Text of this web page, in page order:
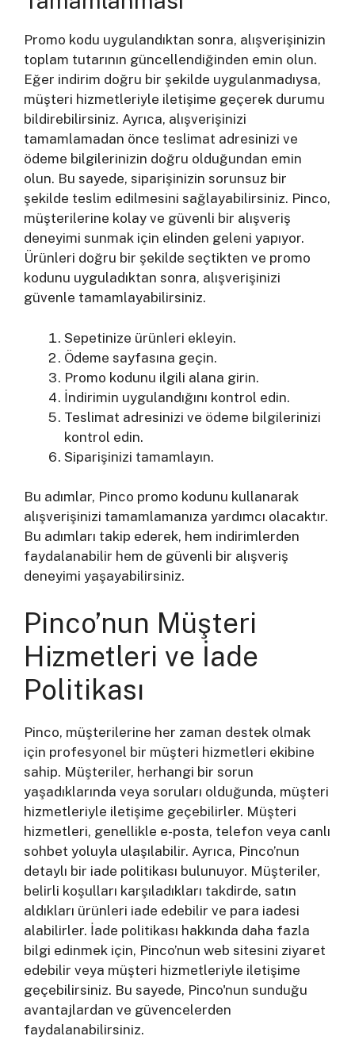
Promo kodu uygulandıktan sonra, alışverişinizin
toplam tutarının güncellendiğinden emin olun.
Eğer indirim doğru bir şekilde uygulanmadıysa,
müşteri hizmetleriyle iletişime geçerek durumu
bildirebilirsiniz. Ayrıca, alışverişinizi
tamamlamadan önce teslimat adresinizi ve
ödeme bilgilerinizin doğru olduğundan emin
olun. Bu sayede, siparişinizin sorunsuz bir
şekilde teslim edilmesini sağlayabilirsiniz. Pinco,
müşterilerine kolay ve güvenli bir alışveriş
deneyimi sunmak için elinden geleni yapıyor.
Ürünleri doğru bir şekilde seçtikten ve promo
kodunu uyguladıktan sonra, alışverişinizi
güvenle tamamlayabilirsiniz.
Sepetinize ürünleri ekleyin.
Ödeme sayfasına geçin.
Promo kodunu ilgili alana girin.
İndirimin uygulandığını kontrol edin.
Teslimat adresinizi ve ödeme bilgilerinizi
kontrol edin.
Siparişinizi tamamlayın.
Bu adımlar, Pinco promo kodunu kullanarak
alışverişinizi tamamlamanıza yardımcı olacaktır.
Bu adımları takip ederek, hem indirimlerden
faydalanabilir hem de güvenli bir alışveriş
deneyimi yaşayabilirsiniz.
Pinco’nun Müşteri
Hizmetleri ve İade
Politikası
Pinco, müşterilerine her zaman destek olmak
için profesyonel bir müşteri hizmetleri ekibine
sahip. Müşteriler, herhangi bir sorun
yaşadıklarında veya soruları olduğunda, müşteri
hizmetleriyle iletişime geçebilirler. Müşteri
hizmetleri, genellikle e-posta, telefon veya canlı
sohbet yoluyla ulaşılabilir. Ayrıca, Pinco’nun
detaylı bir iade politikası bulunuyor. Müşteriler,
belirli koşulları karşıladıkları takdirde, satın
aldıkları ürünleri iade edebilir ve para iadesi
alabilirler. İade politikası hakkında daha fazla
bilgi edinmek için, Pinco’nun web sitesini ziyaret
edebilir veya müşteri hizmetleriyle iletişime
geçebilirsiniz. Bu sayede, Pinco'nun sunduğu
avantajlardan ve güvencelerden
faydalanabilirsiniz.